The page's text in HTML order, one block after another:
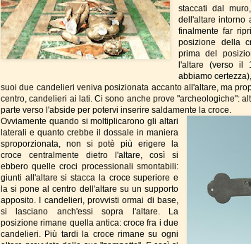
staccati dal
dell'altare intorno
finalmente far
posizione della
prima del
l'altare (verso il
abbiamo
suoi due candelieri veniva posizionata accanto all'altare, ma
centro, candelieri ai lati. Ci sono anche prove "archeologiche":
parte verso l'abside per potervi inserire saldamente la croce.
Ovviamente quando si moltiplicarono gli altari
laterali e quanto crebbe il dossale in maniera
sproporzionata, non si potè più erigere la
croce centralmente dietro l'altare, così si
ebbero quelle croci processionali smontabili:
giunti all'altare si stacca la croce superiore e
la si pone al centro dell'altare su un supporto
apposito. I candelieri, provvisti ormai di base,
si lasciano anch'essi sopra l'altare. La
posizione rimane quella antica: croce fra i due
candelieri. Più tardi la croce rimane su ogni